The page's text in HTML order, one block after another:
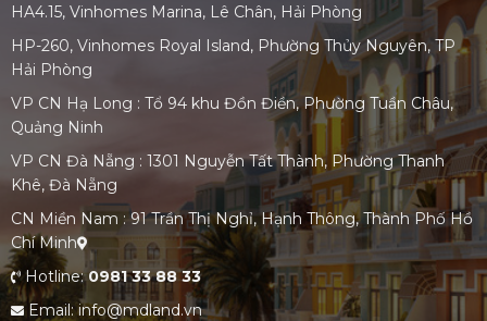
HA4.15, Vinhomes Marina, Lê Chân, Hải Phòng
HP-260, Vinhomes Royal Island, Phường Thủy Nguyên, TP
Hải Phòng
VP CN Hạ Long : Tổ 94 khu Đồn Điền, Phường Tuần Châu,
Quảng Ninh
VP CN Đà Nẵng : 1301 Nguyễn Tất Thành, Phường Thanh
Khê, Đà Nẵng
CN Miền Nam : 91 Trần Thị Nghỉ, Hạnh Thông, Thành Phố Hồ
Chí Minh
Hotline:0981 33 88 33
Email: info@mdland.vn